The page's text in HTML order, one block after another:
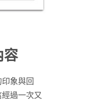
容
象與回
過一次又